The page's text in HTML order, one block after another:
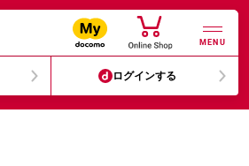
MENU
ログインする